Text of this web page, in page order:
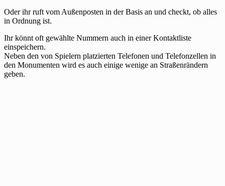
Oder ihr ruft vom Außenposten in der Basis an und checkt, ob alles
in Ordnung ist.
Ihr könnt oft gewählte Nummern auch in einer Kontaktliste
einspeichern.
Neben den von Spielern platzierten Telefonen und Telefonzellen in
den Monumenten wird es auch einige wenige an Straßenrändern
geben.